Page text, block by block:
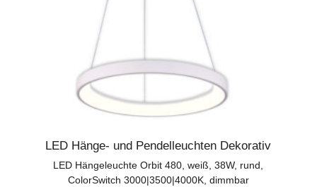
LED Hänge- und Pendelleuchten Dekorativ
LED Hängeleuchte Orbit 480, weiß, 38W, rund,
ColorSwitch 3000|3500|4000K, dimmbar